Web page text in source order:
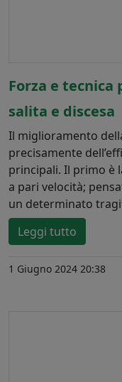
Forza e
salita e discesa
Il miglioramento
precisamente
principali. Il primo è
a pari velocità;
un determinato
Leggi tutto
1 Giugno 2024 20:38